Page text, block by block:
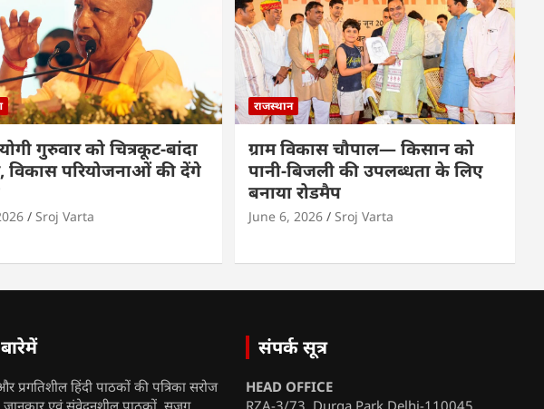
गुरुवार को चित्रकूट-बांदा
विकास परियोजनाओं की देंगे
Sroj Varta
राजस्थान
ग्राम विकास चौपाल— किसान को
पानी-बिजली की उपलब्धता के लिए
बनाया रोडमैप
June 6, 2026 Sroj Varta
हिंदी पाठकों की पत्रिका सरोज
जानकार एवं संवेदनशील पाठकों, सजग
संपर्क सूत्र
HEAD OFFICE
RZA-3/73 Durga Park Delhi-110045